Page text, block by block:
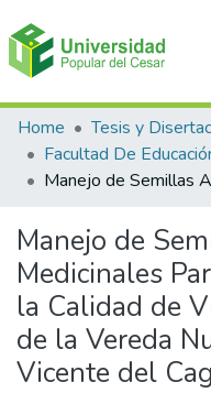
Communities &
All of DSpace
Home Tesis y
Facultad De
Manejo de
Medicinales
la Calidad de
de la Vereda
Vicente del